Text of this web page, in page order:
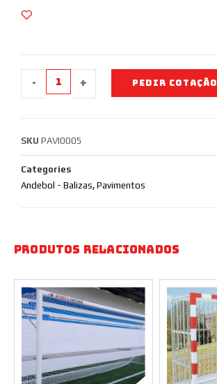
- + PEDIR COTAÇÃO
SKU PAVI0005
Categories
Andebol - Balizas, Pavimentos
Produtos Relacionados